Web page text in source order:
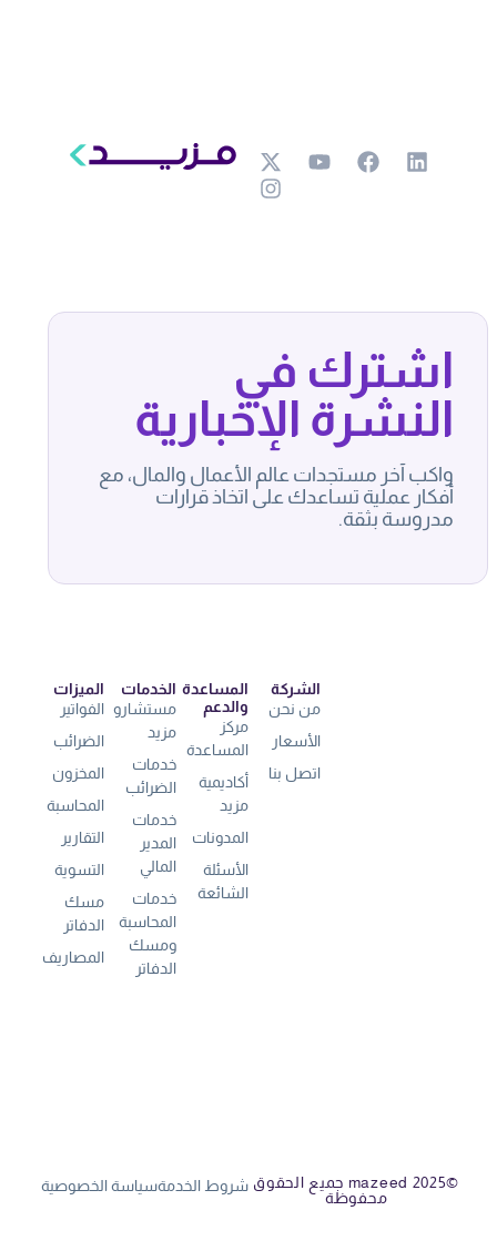
اشترك في
النشرة الإخبارية
واكب آخر مستجدات عالم الأعمال والمال، مع
أفكار عملية تساعدك على اتخاذ قرارات
مدروسة بثقة.
الميزات
الفواتير
الضرائب
المخزون
المحاسبة
التقارير
التسوية
مسك
الدفاتر
المصاريف
الخدمات
مستشارو
مزيد
خدمات
الضرائب
خدمات
المدير
المالي
خدمات
المحاسبة
ومسك
الدفاتر
المساعدة
والدعم
مركز
المساعدة
أكاديمية
مزيد
المدونات
الأسئلة
الشائعة
الشركة
من نحن
الأسعار
اتصل بنا
شروط الخدمةسياسة الخصوصية
©mazeed 2025 جميع الحقوق
محفوظة